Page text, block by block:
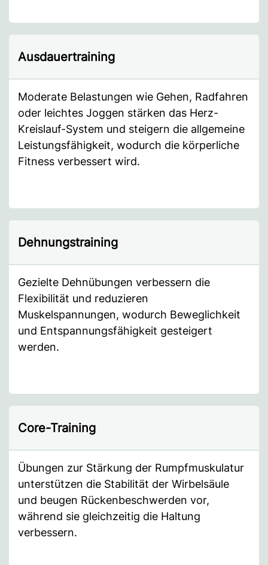
Ausdauertraining
Moderate Belastungen wie Gehen, Radfahren
oder leichtes Joggen stärken das Herz-
Kreislauf-System und steigern die allgemeine
Leistungsfähigkeit, wodurch die körperliche
Fitness verbessert wird.
Dehnungstraining
Gezielte Dehnübungen verbessern die
Flexibilität und reduzieren
Muskelspannungen, wodurch Beweglichkeit
und Entspannungsfähigkeit gesteigert
werden.
Core-Training
Übungen zur Stärkung der Rumpfmuskulatur
unterstützen die Stabilität der Wirbelsäule
und beugen Rückenbeschwerden vor,
während sie gleichzeitig die Haltung
verbessern.